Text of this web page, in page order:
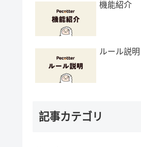
機能紹介
ルール説明
記事カテゴリ